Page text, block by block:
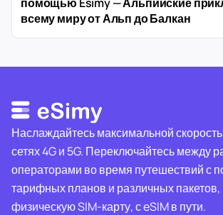
всему миру от Альп до Балкан
Наслаждайтесь максимальной
сетях 4G и 5G. Переключайтесь между
операторами во время путешествий с
тарифных планов и различных
физическую SIM-карту, с eSIM в пути.